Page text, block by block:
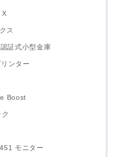
X
ス
証式小型金庫
ンター
Boost
モニター